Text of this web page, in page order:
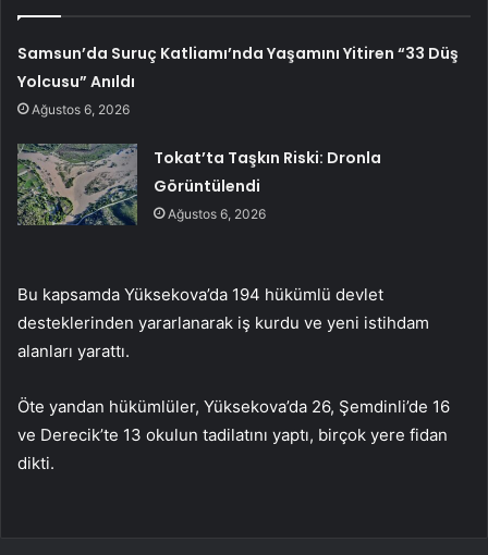
Samsun’da Suruç Katliamı’nda Yaşamını Yitiren “33 Düş
Yolcusu” Anıldı
Ağustos 6, 2026
Tokat’ta Taşkın Riski: Dronla
Görüntülendi
Ağustos 6, 2026
Bu kapsamda Yüksekova’da 194 hükümlü devlet
desteklerinden yararlanarak iş kurdu ve yeni istihdam
alanları yarattı.
Öte yandan hükümlüler, Yüksekova’da 26, Şemdinli’de 16
ve Derecik’te 13 okulun tadilatını yaptı, birçok yere fidan
dikti.